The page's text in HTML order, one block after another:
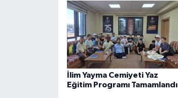
İlim Yayma Cemiyeti Yaz
Eğitim Programı Tamamlandı